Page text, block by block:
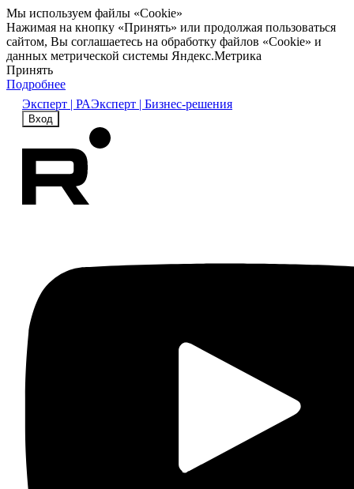
Мы используем файлы «Cookie»
Нажимая на кнопку «Принять» или продолжая пользоваться
сайтом, Вы соглашаетесь на обработку файлов «Cookie» и
данных метрической системы Яндекс.Метрика
Принять
Подробнее
Эксперт | РАЭксперт | Бизнес-решения
Вход